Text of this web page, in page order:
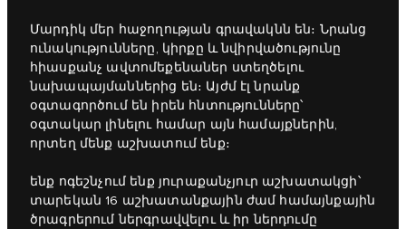
Մարդիկ մեր հաջողության գրավակնն են։ Նրանց
ունակությունները, կիրքը և նվիրվածությունը
հիասքանչ ավտոմեքենաներ ստեղծելու
նախապայմաններից են։ Այժմ էլ նրանք
օգտագործում են իրեն հնտությունները՝
օգտակար լինելու համար այն համայքներին,
որտեղ մենք աշխատում ենք։
ենք ոգեշնչում ենք յուրաքանչյուր աշխատակցի՝
տարեկան 16 աշխատանքային ժամ համայնքային
ծրագրերում ներգրավվելու և իր ներդումը